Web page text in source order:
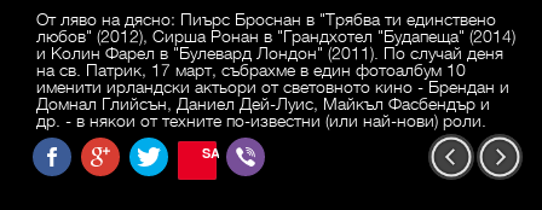
От ляво на дясно: Пиърс Броснан в "Трябва ти единствено
любов" (2012), Сирша Ронан в "Грандхотел "Будапеща" (2014)
и Колин Фарел в "Булевард Лондон" (2011). По случай деня
на св. Патрик, 17 март, събрахме в един фотоалбум 10
именити ирландски актьори от световното кино - Брендан и
Домнал Глийсън, Даниел Дей-Луис, Майкъл Фасбендър и
др. - в някои от техните по-известни (или най-нови) роли.
SAVE